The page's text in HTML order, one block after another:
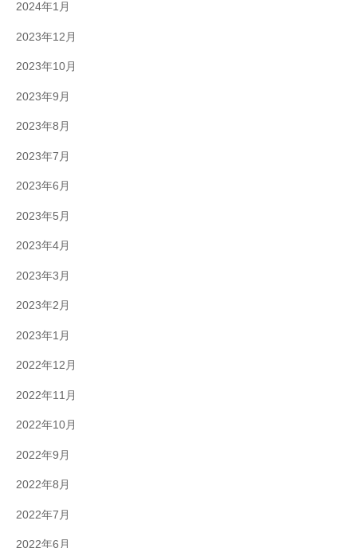
2024年1月
2023年12月
2023年10月
2023年9月
2023年8月
2023年7月
2023年6月
2023年5月
2023年4月
2023年3月
2023年2月
2023年1月
2022年12月
2022年11月
2022年10月
2022年9月
2022年8月
2022年7月
2022年6月